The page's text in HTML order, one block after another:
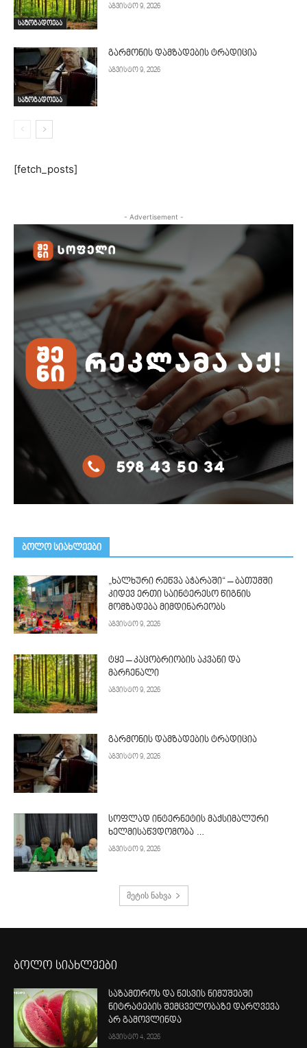
საზოგადოება
აგვისტო 9, 2026
საზოგადოება
გარმონის დამზადების ტრადიცია
აგვისტო 9, 2026
[fetch_posts]
- Advertisement -
ᲑᲝᲚᲝ ᲡᲘᲐᲮᲚᲔᲔᲑᲘ
„ხალხური რეწვა აჭარაში“ – ბათუმში
კიდევ ერთი საინტერესო წიგნის
მომზადება მიმდინარეობს
აგვისტო 9, 2026
ტყე – კაცობრიობის აკვანი და
მარჩენალი
აგვისტო 9, 2026
გარმონის დამზადების ტრადიცია
აგვისტო 9, 2026
სოფლად ინტერნეტის მაქსიმალური
ხელმისაწვდომობა …
აგვისტო 9, 2026
მეტის ნახვა
ბოლო სიახლეები
საზამთროს და ნესვის ნიმუშებში
ნიტრატების შემცველობაზე დარღვევა
არ გამოვლინდა
აგვისტო 4, 2026